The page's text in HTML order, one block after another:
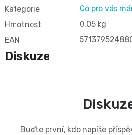
Moltex
Pure
Kategorie
Co pro vás
Hmotnost
0.05 kg
EAN
Diskuze
Buďte první, kdo napíše